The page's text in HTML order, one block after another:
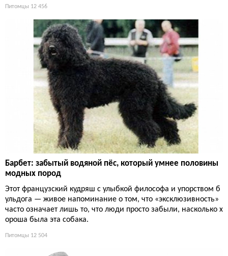
Питомцы 12 456
Барбет: забытый водяной пёс, который умнее половины
модных пород
Этот французский кудряш с улыбкой философа и упорством б
ульдога — живое напоминание о том, что «эксклюзивность»
часто означает лишь то, что люди просто забыли, насколько х
ороша была эта собака.
Питомцы 12 504